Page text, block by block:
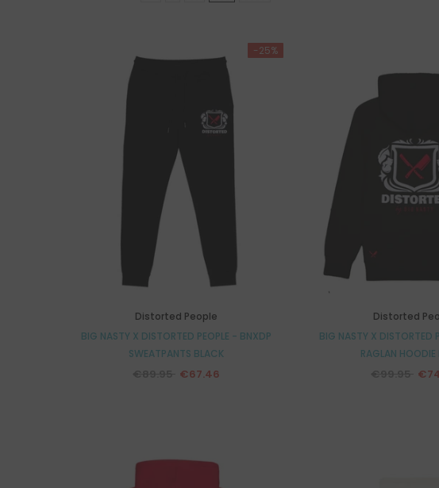
-25%
Distorted People
BIG NASTY X DISTORTED PEOPLE - BNXDP
SWEATPANTS BLACK
€67.46
Distorted
BIG NASTY X DISTORTED
RAGLAN